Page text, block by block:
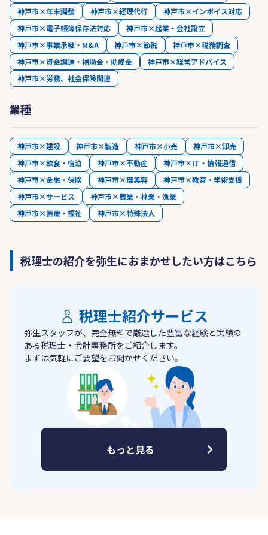
神戸市×年末調整
神戸市×経理代行
神戸市×インボイス対応
神戸市×電子帳簿保存法対応
神戸市×起業・会社設立
神戸市×事業承継・M&A
神戸市×節税
神戸市×税務調査
神戸市×資金調達・補助金・助成金
神戸市×経営アドバイス
神戸市×労務、社会保険関連
業種
神戸市×建設 神戸市×製造 神戸市×小売
神戸市×卸売
神戸市×飲食・宿泊
神戸市×不動産
神戸市×IT・情報通信
神戸市×金融・保険
神戸市×理美容
神戸市×教育・学術支援
神戸市×サービス
神戸市×農業・林業・漁業
神戸市×医療・福祉
神戸市×特殊法人
税理士の紹介を弥生におまかせしたい方はこちら
税理士紹介サービス
弥生スタッフが、完全無料で厳選した豊富な経験と実績の
ある税理士・会計事務所をご紹介します。
まずは気軽にご要望をお聞かせください。
もっと見る